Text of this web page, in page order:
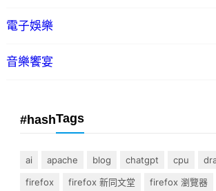
電子娛樂
音樂饗宴
#hashTags
ai apache blog chatgpt cpu
firefox
firefox 新同文堂 firefox 瀏覽器